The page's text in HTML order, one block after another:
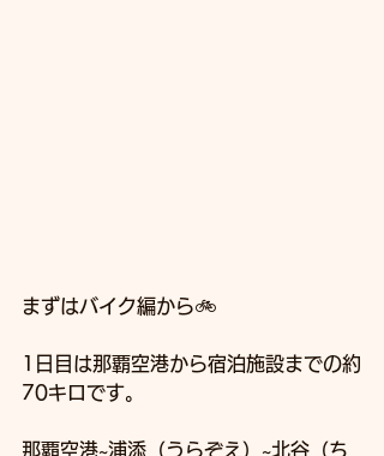
まずはバイク編から🚲
1日目は那覇空港から宿泊施設までの約
70キロです。
那覇空港~浦添（うらぞえ）~北谷（ち